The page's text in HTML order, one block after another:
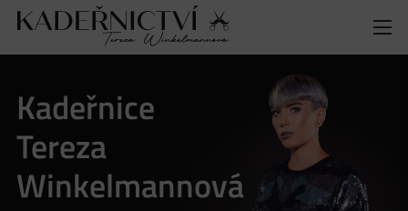
Kadeřnice
Tereza
Winkelmannová